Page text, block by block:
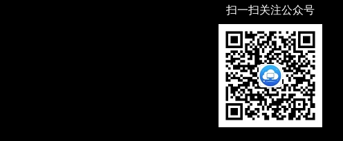
扫一扫关注公众号